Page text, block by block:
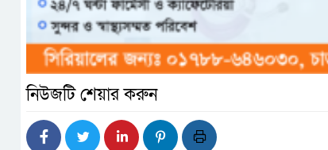
নিউজটি শেয়ার করুন